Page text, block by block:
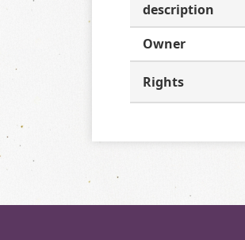
description
Owner
Rights